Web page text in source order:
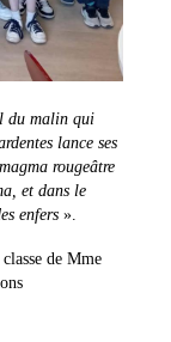
du malin qui
lance ses
rougeâtre
et dans le
enfers ».
de Mme